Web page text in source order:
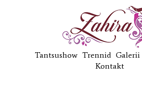
Tantsushow Trennid Galerii
Kontakt